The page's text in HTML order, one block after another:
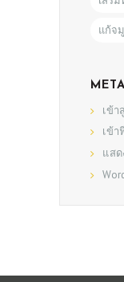
แก้จ
META
เข้า
เข้า
แส